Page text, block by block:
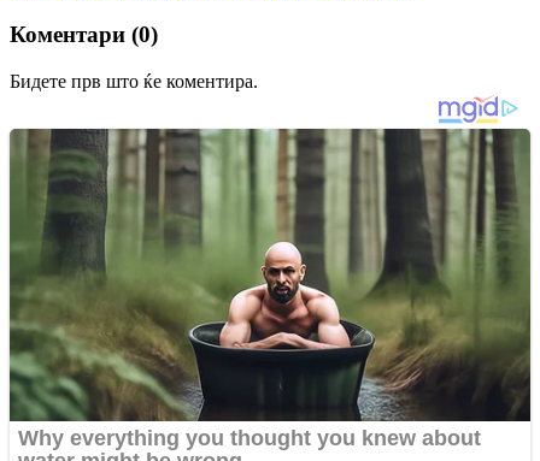
Коментари (0)
Бидете прв што ќе коментира.